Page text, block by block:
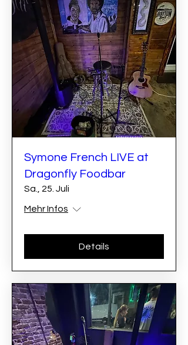
Symone French LIVE at
Dragonfly Foodbar
Sa., 25. Juli
Mehr Infos
Details